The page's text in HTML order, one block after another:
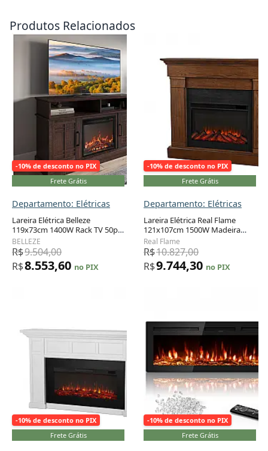
Produtos Relacionados
-10% de desconto no PIX
Frete Grátis
Departamento: Elétricas
Lareira Elétrica Belleze
119x73cm 1400W Rack TV 50pol
Bestseller Marrom 110V
BELLEZE
R$9.504,00
R$8.553,60 no PIX
-10% de desconto no PIX
Frete Grátis
Departamento: Elétricas
Lareira Elétrica Real Flame
121x107cm 1500W Madeira
Chamas 6 Cores Portátil 110V
Real Flame
R$10.827,00
R$9.744,30 no PIX
-10% de desconto no PIX
Frete Grátis
Adicionar ao carrinho
-10% de desconto no PIX
Frete Grátis
Adicionar ao carrinho